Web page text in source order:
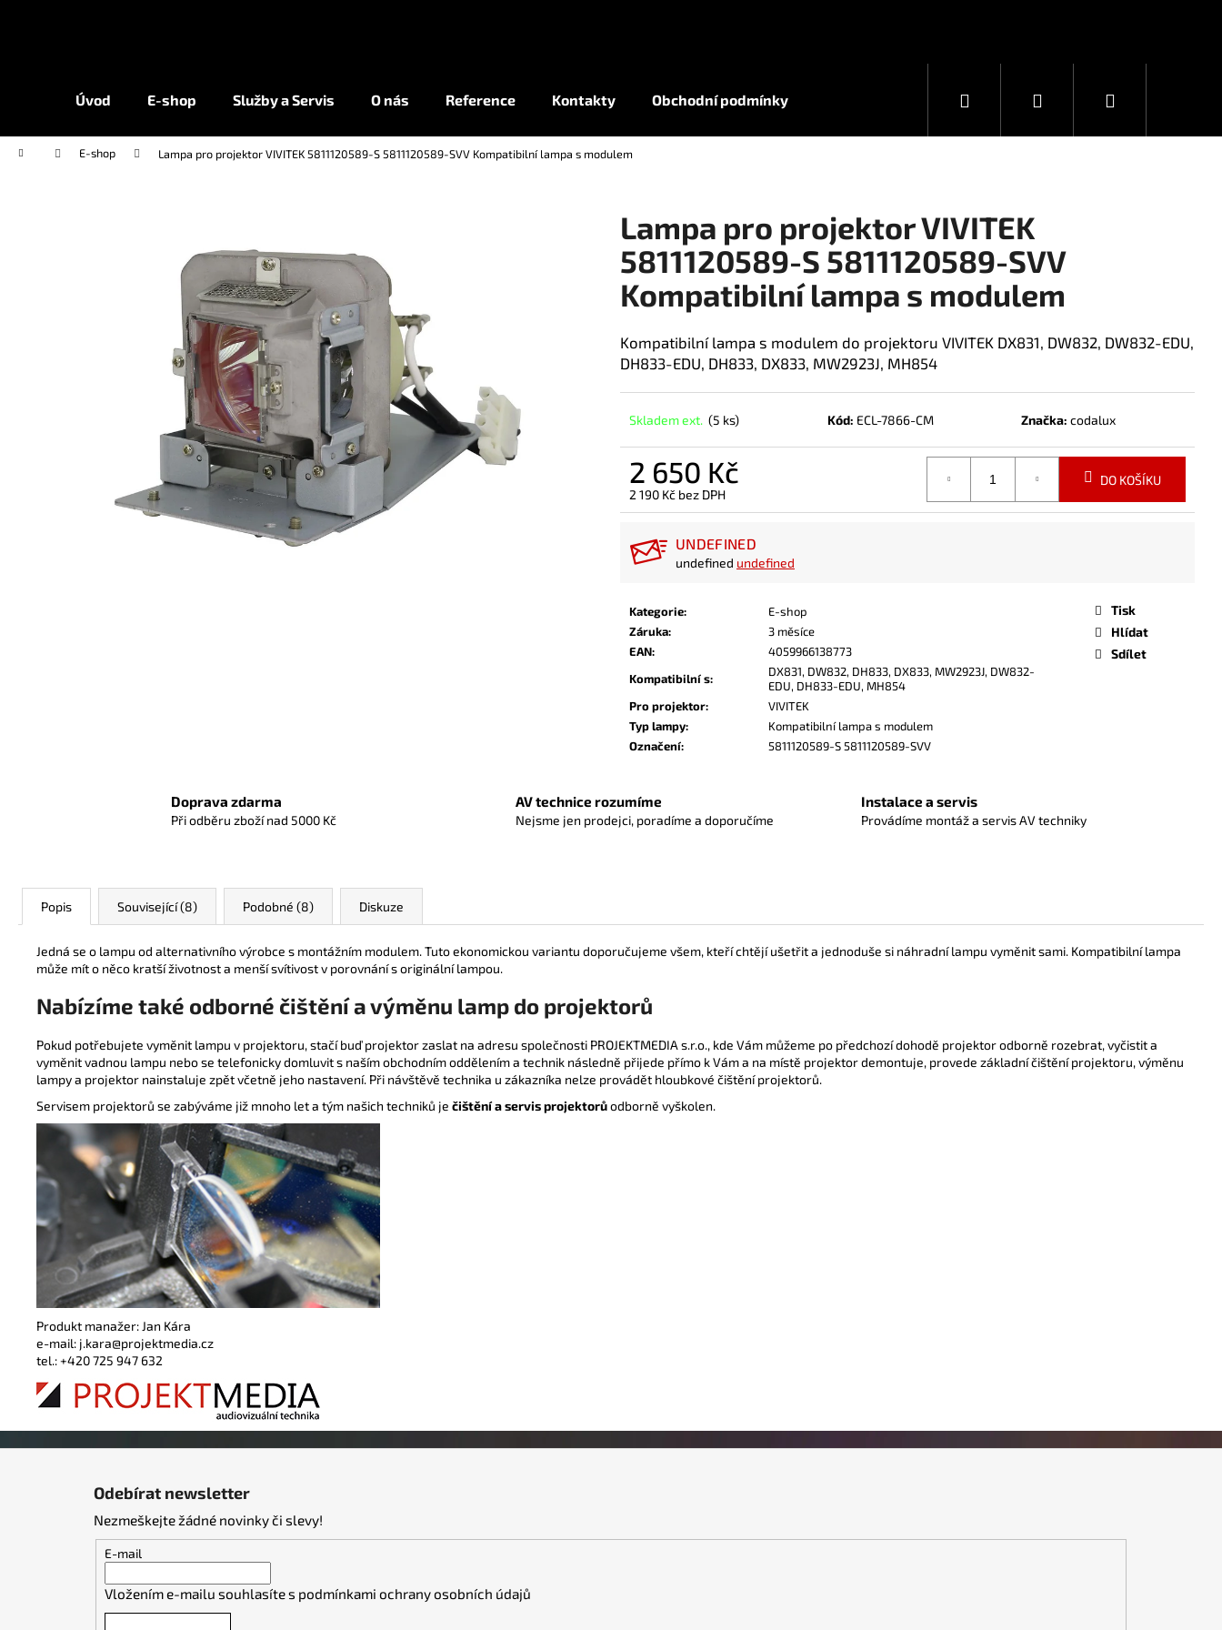
Úvod E-shop Služby a Servis O nás Reference Kontakty Obchodní podmínky Hledat PřihlášeníNákupní
Domů E-shop Lampa pro projektor VIVITEK 5811120589-S 5811120589-SVV Kompatibilní lampa s modulem
Lampa pro projektor VIVITEK
5811120589-S 5811120589-SVV
Kompatibilní lampa s modulem
Kompatibilní lampa s modulem do projektoru VIVITEK DX831, DW832, DW832-EDU,
DH833-EDU, DH833, DX833, MW2923J, MH854
Skladem ext. (5 ks) Kód: ECL-7866-CM Značka:codalux
2 650 Kč
2 190 Kč bez DPH
Měrná
DO KOŠÍKU
UNDEFINED
undefined undefined
Kategorie:
E-shop
Záruka:
3 měsíce
EAN:
4059966138773
Kompatibilní s:
DX831, DW832, DH833, DX833, MW2923J, DW832-
EDU, DH833-EDU, MH854
Pro projektor:
VIVITEK
Typ lampy:
Kompatibilní lampa s modulem
Označení: 5811120589-S 5811120589-SVV
Tisk
Hlídat
Sdílet
Doprava zdarma
Při odběru zboží nad 5000 Kč
AV technice rozumíme
Nejsme jen prodejci, poradíme a doporučíme
Instalace a servis
Provádíme montáž a servis AV techniky
Popis Související (8) Podobné (8) Diskuze
Jedná se o lampu od alternativního výrobce s montážním modulem. Tuto ekonomickou variantu doporučujeme všem, kteří chtějí ušetřit a jednoduše si náhradní lampu vyměnit sami. Kompatibilní lampa
může mít o něco kratší životnost a menší svítivost v porovnání s originální lampou.
Nabízíme také odborné čištění a výměnu lamp do projektorů
Pokud potřebujete vyměnit lampu v projektoru, stačí buď projektor zaslat na adresu společnosti PROJEKTMEDIA s.r.o., kde Vám můžeme po předchozí dohodě projektor odborně rozebrat, vyčistit a
vyměnit vadnou lampu nebo se telefonicky domluvit s naším obchodním oddělením a technik následně přijede přímo k Vám a na místě projektor demontuje, provede základní čištění projektoru, výměnu
lampy a projektor nainstaluje zpět včetně jeho nastavení. Při návštěvě technika u zákazníka nelze provádět hloubkové čištění projektorů.
Servisem projektorů se zabýváme již mnoho let a tým našich techniků je čištění a servis projektorůodborně vyškolen.
Produkt manažer: Jan Kára
e-mail: j.kara@projektmedia.cz
tel.: +420 725 947 632
obchodu
obchodu
Co potřebujete najít?
Odebírat newsletter
Nezmeškejte žádné novinky či slevy!
E-mail
Vložením e-mailu souhlasíte s podmínkami ochrany osobních údajů